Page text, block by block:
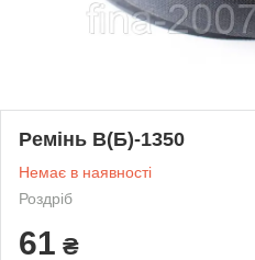
Ремінь В(Б)-1350
Немає в наявності
Роздріб
61 ₴